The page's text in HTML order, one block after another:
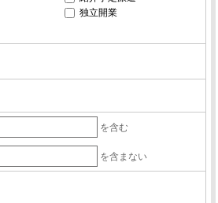
独立開業
を含む
を含まない